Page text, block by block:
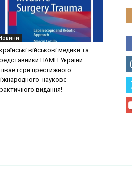
військові медики та
НАМН України –
престижного
науково-
видання!